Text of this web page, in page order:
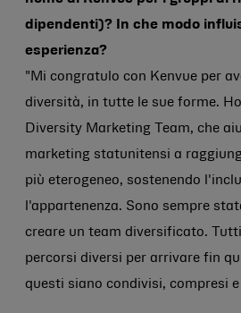
dipendenti)? In che modo
esperienza?
"Mi congratulo con Kenvue per
diversità, in tutte le sue forme.
Diversity Marketing Team, che
marketing statunitensi a
più eterogeneo, sostenendo
l'appartenenza. Sono sempre
creare un team diversificato.
percorsi diversi per arrivare fin
questi siano condivisi, compresi